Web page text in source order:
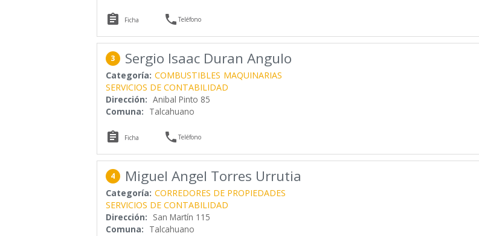
 Ficha Teléfono
3 Sergio Isaac Duran Angulo
Categoría: COMBUSTIBLES MAQUINARIAS
SERVICIOS DE CONTABILIDAD
Dirección: Anibal Pinto 85
Comuna: Talcahuano
 Ficha Teléfono
4 Miguel Angel Torres Urrutia
Categoría: CORREDORES DE PROPIEDADES
SERVICIOS DE CONTABILIDAD
Dirección: San Martín 115
Comuna: Talcahuano